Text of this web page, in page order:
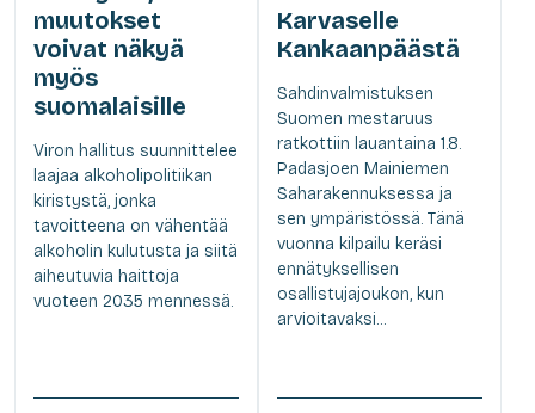
muutokset
voivat näkyä
myös
suomalaisille
Viron hallitus suunnittelee
laajaa alkoholipolitiikan
kiristystä, jonka
tavoitteena on vähentää
alkoholin kulutusta ja siitä
aiheutuvia haittoja
vuoteen 2035 mennessä.
Karvaselle
Kankaanpäästä
Sahdinvalmistuksen
Suomen mestaruus
ratkottiin lauantaina 1.8.
Padasjoen Mainiemen
Saharakennuksessa ja
sen ympäristössä. Tänä
vuonna kilpailu keräsi
ennätyksellisen
osallistujajoukon, kun
arvioitavaksi...